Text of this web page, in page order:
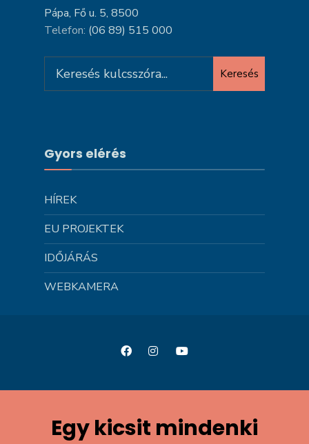
Pápa, Fő u. 5, 8500
Telefon: (06 89) 515 000
for:
Keresés
Gyors elérés
HÍREK
EU PROJEKTEK
IDŐJÁRÁS
WEBKAMERA
Egy kicsit mindenki